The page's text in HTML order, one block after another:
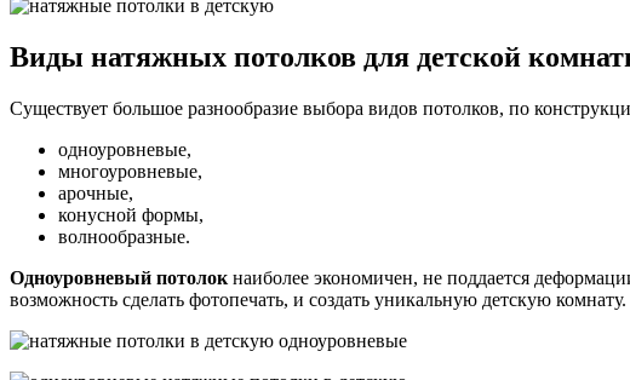
Виды натяжных потолков для детской
Существует большое разнообразие выбора видов потолков, по
одноуровневые,
многоуровневые,
арочные,
конусной формы,
волнообразные.
Одноуровневый потолок наиболее экономичен, не поддается
возможность сделать фотопечать, и создать уникальную детскую комнату.